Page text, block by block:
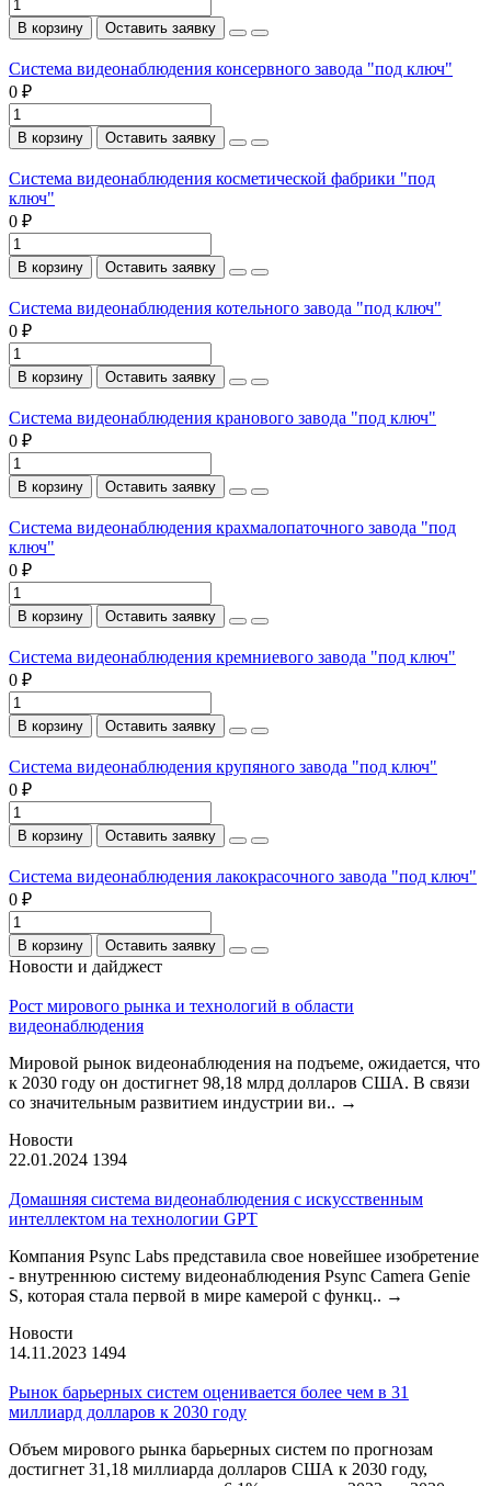
В корзину Оставить заявку
Система видеонаблюдения консервного завода "под ключ"
0 ₽
В корзину Оставить заявку
Система видеонаблюдения косметической фабрики "под
ключ"
0 ₽
В корзину Оставить заявку
Система видеонаблюдения котельного завода "под ключ"
0 ₽
В корзину Оставить заявку
Система видеонаблюдения кранового завода "под ключ"
0 ₽
В корзину Оставить заявку
Система видеонаблюдения крахмалопаточного завода "под
ключ"
0 ₽
В корзину Оставить заявку
Система видеонаблюдения кремниевого завода "под ключ"
0 ₽
В корзину Оставить заявку
Система видеонаблюдения крупяного завода "под ключ"
0 ₽
В корзину Оставить заявку
Система видеонаблюдения лакокрасочного завода "под ключ"
0 ₽
В корзину Оставить заявку
Новости и дайджест
Рост мирового рынка и технологий в области
видеонаблюдения
Мировой рынок видеонаблюдения на подъеме, ожидается, что
к 2030 году он достигнет 98,18 млрд долларов США. В связи
со значительным развитием индустрии ви.. →
Новости
22.01.2024 1394
Домашняя система видеонаблюдения с искусственным
интеллектом на технологии GPT
Компания Psync Labs представила свое новейшее изобретение
- внутреннюю систему видеонаблюдения Psync Camera Genie
S, которая стала первой в мире камерой с функц.. →
Новости
14.11.2023 1494
Рынок барьерных систем оценивается более чем в 31
миллиард долларов к 2030 году
Объем мирового рынка барьерных систем по прогнозам
достигнет 31,18 миллиарда долларов США к 2030 году,